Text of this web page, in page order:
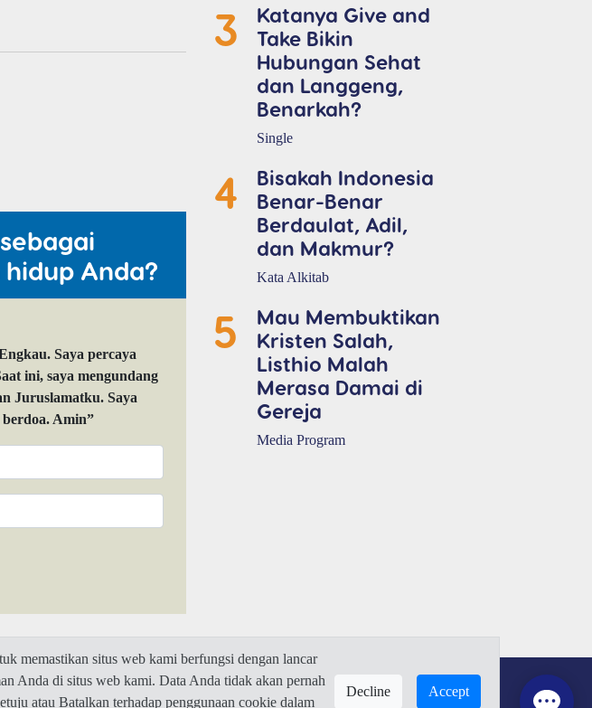
Anda?
Saya percaya
ini, saya mengundang
Juruslamatku. Saya
Amin”
3
Katanya Give and
Take Bikin
Hubungan Sehat
dan Langgeng,
Benarkah?
Single
4
Bisakah Indonesia
Benar-Benar
Berdaulat, Adil,
dan Makmur?
Kata Alkitab
5
Mau Membuktikan
Kristen Salah,
Listhio Malah
Merasa Damai di
Gereja
Media Program
memastikan situs web kami berfungsi dengan lancar
Anda di situs web kami. Data Anda tidak akan pernah
atau Batalkan terhadap penggunaan cookie dalam
Decline Accept
-Privacy Policy